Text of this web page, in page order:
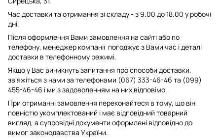
Час доставки та отримання зі складу - з 9.00 до 18.00 у робочі
дні.
Після оформлення Вами замовлення на сайті або по
телефону, менеджер компанії погоджує з Вами час і деталі
доставки в телефонному режимі.
Якщо у Вас виникнуть запитання про способи доставки,
зв'яжіться з нами за телефонами (067) 333-46-46 та (099)
455-46-46 і ми з задоволенням на них відповімо.
При отриманні замовлення переконайтеся в тому, що він
повністю укомплектований і має відповідний товарний
вигляд, а супровідні документи оформлені відповідно до
вимог законодавства України.